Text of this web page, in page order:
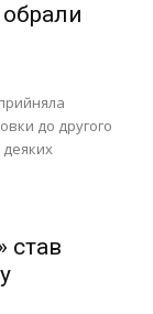
до другого
став